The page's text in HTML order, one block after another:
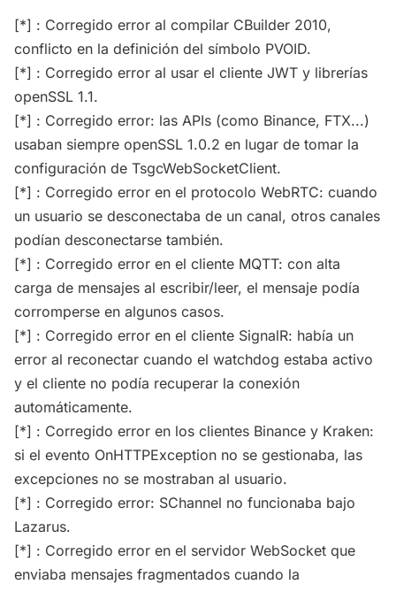
[*] : Corregido error al compilar CBuilder 2010,
conflicto en la definición del símbolo PVOID.
[*] : Corregido error al usar el cliente JWT y librerías
openSSL 1.1.
[*] : Corregido error: las APIs (como Binance, FTX...)
usaban siempre openSSL 1.0.2 en lugar de tomar la
configuración de TsgcWebSocketClient.
[*] : Corregido error en el protocolo WebRTC: cuando
un usuario se desconectaba de un canal, otros canales
podían desconectarse también.
[*] : Corregido error en el cliente MQTT: con alta
carga de mensajes al escribir/leer, el mensaje podía
corromperse en algunos casos.
[*] : Corregido error en el cliente SignalR: había un
error al reconectar cuando el watchdog estaba activo
y el cliente no podía recuperar la conexión
automáticamente.
[*] : Corregido error en los clientes Binance y Kraken:
si el evento OnHTTPException no se gestionaba, las
excepciones no se mostraban al usuario.
[*] : Corregido error: SChannel no funcionaba bajo
Lazarus.
[*] : Corregido error en el servidor WebSocket que
enviaba mensajes fragmentados cuando la